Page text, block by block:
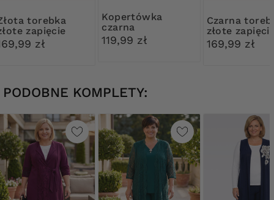
zapięcie
zł
Kopertówka
czarna
119,99 zł
Czarna torebka
złote
169,99 zł
PODOBNE KOMPLETY: